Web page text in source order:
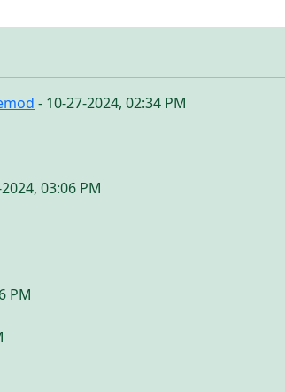
- 10-27-2024, 02:34 PM
03:06 PM
PM